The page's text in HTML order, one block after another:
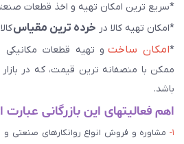
*سریع ترین امکان تهیه و اخذ قطعات
*امکان تهیه کالا در خرده ترین مقیاس
*امکان ساختو تهیه قطعات مکانیکی
ممکن با منصفانه ترین قیمت، که در
باشد.
اهم فعالیتهای این بازرگانی
۱- مشاوره و فروش انواع روانکارهای صنعتی